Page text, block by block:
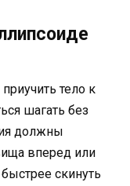
тело к
шагать без
должны
вперед или
скинуть